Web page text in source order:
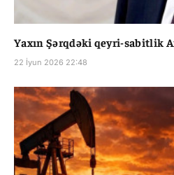
Yaxın Şərqdəki qeyri-sabitlik
22 İyun 2026 22:48